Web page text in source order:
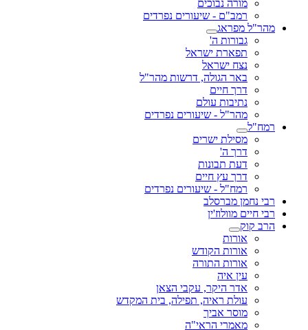
מורה נבוכים
רמב"ם - שיעורים נפרדים
מהר"ל מפראג
גבורות ה'
תפארת ישראל
נצח ישראל
באר הגולה, דרשות מהר"ל
דרך חיים
נתיבות עולם
מהר"ל - שיעורים נפרדים
רמח"ל
מסילת ישרים
דרך ה'
דעת תבונות
דרך עץ חיים
רמח"ל - שיעורים נפרדים
רבי נחמן מברסלב
רבי חיים מוולוז'ין
הרב קוק
אורות
אורות הקודש
אורות התורה
עין איה
אדר היקר, עקבי הצאן
עולת ראיה, תפילה, בית המקדש
מוסר אביך
מאמרי הראי"ה